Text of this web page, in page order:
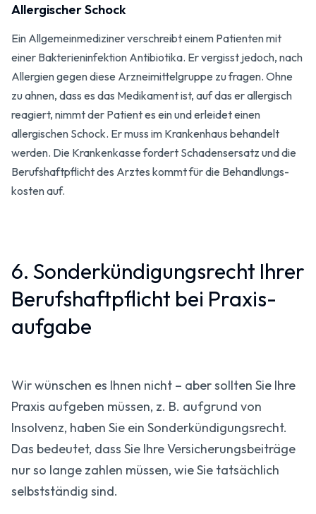
Allergischer Schock
Ein Allgemein­mediziner verschreibt einem Patienten mit
einer Bakterien­infektion Antibiotika. Er vergisst jedoch, nach
Allergien gegen diese Arzneimittel­gruppe zu fragen. Ohne
zu ahnen, dass es das Medikament ist, auf das er allergisch
reagiert, nimmt der Patient es ein und erleidet einen
allergischen Schock. Er muss im Krankenhaus behandelt
werden. Die Kranken­kasse fordert Schadens­ersatz und die
Berufs­haftpflicht des Arztes kommt für die Behandlungs­
kosten auf.
6. Sonderkündigungs­recht Ihrer
Berufshaftpflicht bei Praxis­
aufgabe
Wir wünschen es Ihnen nicht – aber sollten Sie Ihre
Praxis aufgeben müssen, z. B. aufgrund von
Insolvenz, haben Sie ein Sonder­kündigungs­recht.
Das bedeutet, dass Sie Ihre Versicherungs­beiträge
nur so lange zahlen müssen, wie Sie tatsächlich
selbstständig sind.